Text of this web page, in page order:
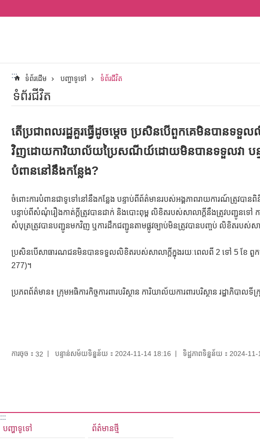
::: ទំព័រដើម បញ្ហាទូទៅ ទំព័រជីវិត
ទំព័រជីវិត
តើប្រជាពលរដ្ឋគួរធ្វើដូចម្តេច ប្រសិនបើពួកគេមិនបាន
វិញដោយការិយាល័យប្រៃសណីយ៍ដោយមិនបានទទួលវា បន្
បំពាននៅនឹងកន្លែង?
ចំពោះការបំពានជាទូទៅនៅនឹងកន្លែង បន្ទាប់ពីព័ត៌មានរបស់អង្គភាពរាយការណ៍ត្រូវបាន
បន្ទាប់ពីសំណុំរឿងកាត់ក្តីត្រូវបានដាក់ និងបោះពុម្ព លិខិតរបស់សាលាក្តីនឹងត្រូវបញ្
សំបុត្រត្រូវបានបញ្ជូនមកវិញ ឬការដឹកជញ្ជូនតាមផ្លូវច្បាប់មិនត្រូវបានបញ្ចប់ លិខិតរបស់ស
ប្រសិនបើសាធារណជនមិនបានទទួលលិខិតរបស់សាលាក្តីក្នុងរយៈពេលពី 2 ទៅ 5 ខែ ពួក
277)។
ប្រភពព័ត៌មាន៖ ក្រុមអធិការកិច្ចការពារបរិស្ថាន ការិយាល័យការពារបរិស្ថាន រដ្ឋាភិបាលទីក្
ការចុច： 32 បន្ទាន់សម័យទិន្នន័យ：2024-11-14 18:16 ទិដ្ឋភាពទិន្នន័យ：2024-
:::
បញ្ហាទូទៅ
ព័ត៌មានថ្មី